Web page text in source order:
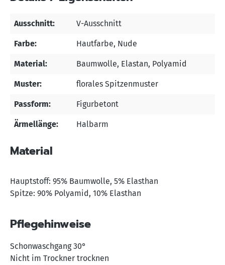
Ausschnitt: V-Ausschnitt
Farbe: Hautfarbe, Nude
Material: Baumwolle, Elastan, Polyamid
Muster: florales Spitzenmuster
Passform: Figurbetont
Ärmellänge: Halbarm
Material
Hauptstoff: 95% Baumwolle, 5% Elasthan
Spitze: 90% Polyamid, 10% Elasthan
Pflegehinweise
Schonwaschgang 30°
Nicht im Trockner trocknen